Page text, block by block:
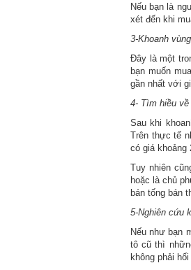
Nếu bạn là
xét đến khi
3-Khoanh
Đây là một
bạn muốn
gần nhất với
4- Tìm hiều
Sau khi
Trên thực tế
có giá khoảng
Tuy nhiên
hoặc là chủ
bán tống bán
5-Nghiên cứu
Nếu như bạn
tô cũ thì
không phải